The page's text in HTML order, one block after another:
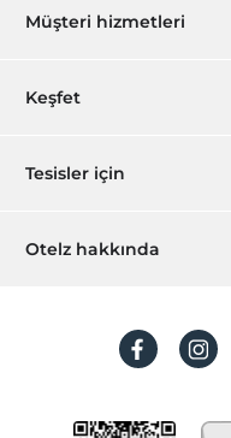
Müşteri hizmetleri
Rezervasyon yönet
Sıkça sorulan sorular
Keşfet
Hediye Kart
Hesap oluştur
Tesisler için
Hemen tesisinizi ekleyin
Otelz hakkında